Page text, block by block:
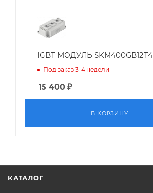
IGBT МОДУЛЬ SKM400GB12T4
Под заказ 3-4 недели
15 400 ₽
В КОРЗИНУ
КАТАЛОГ